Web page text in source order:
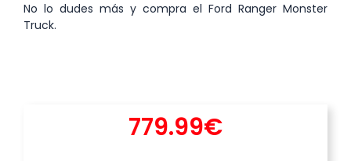
No lo dudes más y compra el Ford Ranger Monster
Truck.
779.99€